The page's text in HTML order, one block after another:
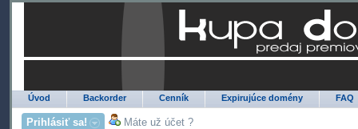
Úvod Backorder Cenník Expirujúce domény FAQ
Prihlásiť sa! Máte už účet ?